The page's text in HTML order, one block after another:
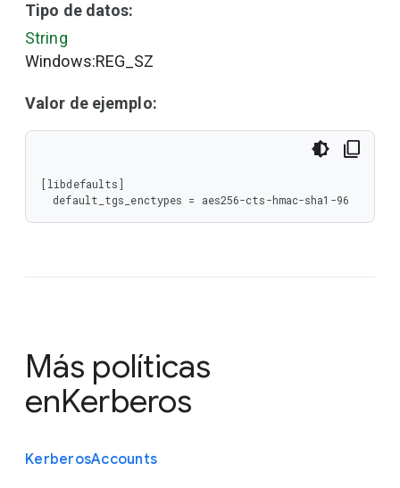
Tipo de datos:
String
Windows:REG_SZ
Valor de ejemplo:
[libdefaults]
Más políticas
enKerberos
KerberosAccounts